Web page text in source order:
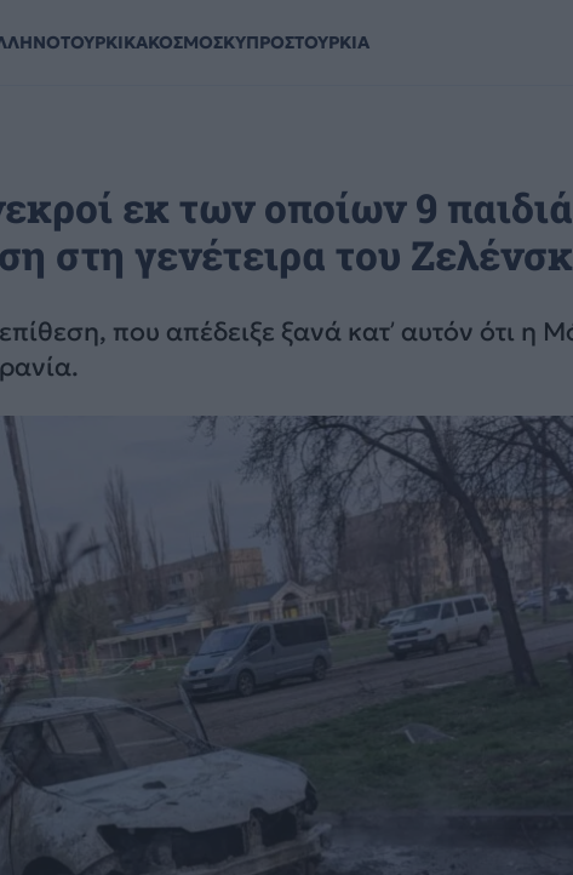
ΚΟΣΜΟΣΚΥΠΡΟΣΤΟΥΡΚΙΑ
εκ των οποίων 9
στη γενέτειρα του
που απέδειξε ξανά κατ’ αυτόν ότι η